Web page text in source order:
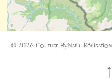
© 2026 Couture ByNath. Réalisation